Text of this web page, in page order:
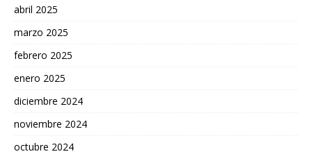
abril 2025
marzo 2025
febrero 2025
enero 2025
diciembre 2024
noviembre 2024
octubre 2024